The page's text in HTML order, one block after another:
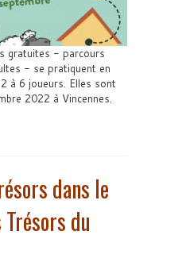
gratuites - parcours
- se pratiquent en
à 6 joueurs. Elles sont
2022 à Vincennes.
dans le
du